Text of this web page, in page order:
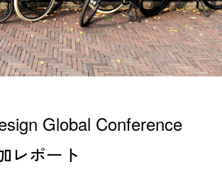
Global Conference
レポート